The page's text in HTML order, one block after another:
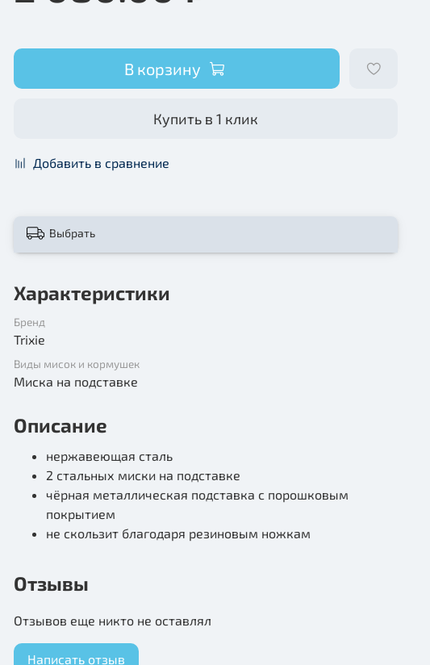
В корзину
Купить в 1 клик
Добавить в сравнение
Выбрать
Характеристики
Бренд
Trixie
Виды мисок и кормушек
Миска на подставке
Описание
нержавеющая сталь
2 стальных миски на подставке
чёрная металлическая подставка с порошковым
покрытием
не скользит благодаря резиновым ножкам
Отзывы
Отзывов еще никто не оставлял
Написать отзыв